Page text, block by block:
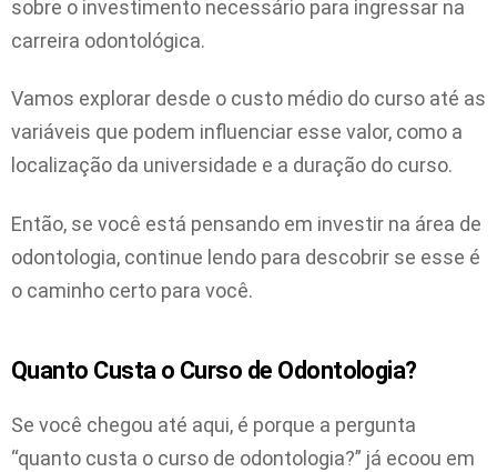
sobre o investimento necessário para ingressar na
carreira odontológica.
Vamos explorar desde o custo médio do curso até as
variáveis que podem influenciar esse valor, como a
localização da universidade e a duração do curso.
Então, se você está pensando em investir na área de
odontologia, continue lendo para descobrir se esse é
o caminho certo para você.
Quanto Custa o Curso de Odontologia?
Se você chegou até aqui, é porque a pergunta
“quanto custa o curso de odontologia?” já ecoou em